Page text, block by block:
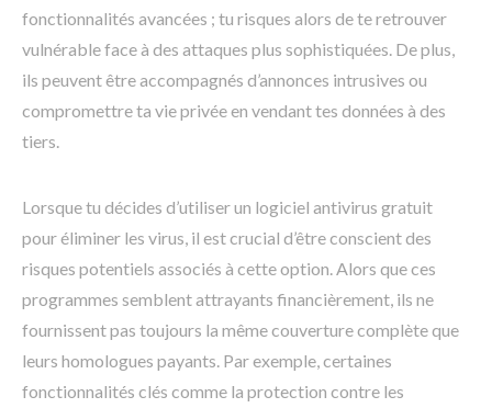
fonctionnalités avancées ; tu risques alors de te retrouver
vulnérable face à des attaques plus sophistiquées. De plus,
ils peuvent être accompagnés d’annonces intrusives ou
compromettre ta vie privée en vendant tes données à des
tiers.
Lorsque tu décides d’utiliser un logiciel antivirus gratuit
pour éliminer les virus, il est crucial d’être conscient des
risques potentiels associés à cette option. Alors que ces
programmes semblent attrayants financièrement, ils ne
fournissent pas toujours la même couverture complète que
leurs homologues payants. Par exemple, certaines
fonctionnalités clés comme la protection contre les